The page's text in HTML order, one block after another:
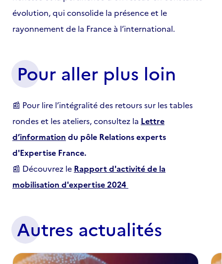
évolution, qui consolide la présence et le
rayonnement de la France à l’international.
Pour aller plus loin
📰 Pour lire l’intégralité des retours sur les tables
rondes et les ateliers, consultez la Lettre
d’information du pôle Relations experts
d'Expertise France.
📰 Découvrez le Rapport d'activité de la
mobilisation d'expertise 2024
Autres actualités